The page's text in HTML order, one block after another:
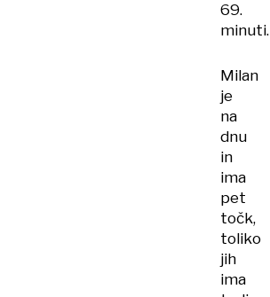
69.
minuti.
Milan
je
na
dnu
in
ima
pet
točk,
toliko
jih
ima